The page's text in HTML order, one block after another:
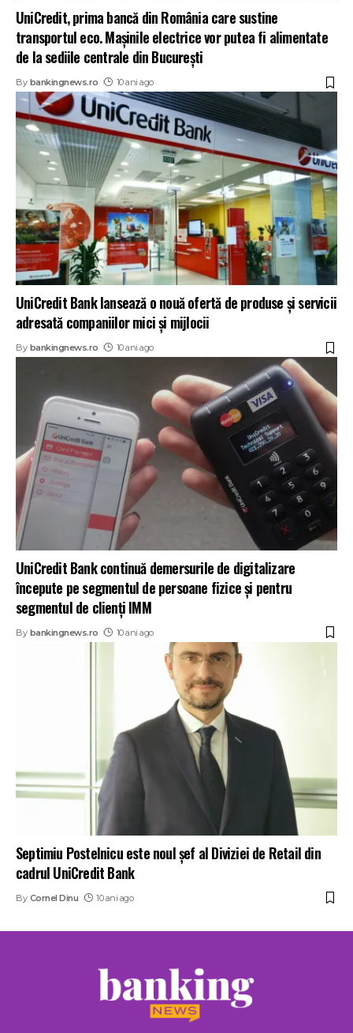
UniCredit, prima bancă din România care sustine
transportul eco. Maşinile electrice vor putea fi alimentate
de la sediile centrale din Bucureşti
By bankingnews.ro 10 ani ago
UniCredit Bank lansează o nouă ofertă de produse şi servicii
adresată companiilor mici şi mijlocii
By bankingnews.ro 10 ani ago
UniCredit Bank continuă demersurile de digitalizare
începute pe segmentul de persoane fizice și pentru
segmentul de clienţi IMM
By bankingnews.ro 10 ani ago
Septimiu Postelnicu este noul şef al Diviziei de Retail din
cadrul UniCredit Bank
By Cornel Dinu 10 ani ago